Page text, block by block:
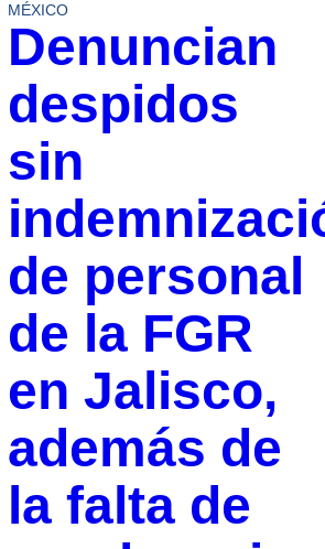
MÉXICO
Denuncian
despidos
sin
de personal
de la FGR
en Jalisco,
además de
la falta de